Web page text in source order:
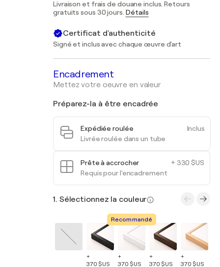
Livraison et frais de douane inclus. Retours
gratuits sous 30 jours. Détails
Certificat d'authenticité
Signé et inclus avec chaque œuvre d'art
Encadrement
Mettez votre oeuvre en valeur
Préparez-la à être encadrée
Inclus
Expédiée roulée
Livrée roulée dans un tube
+ 330 $US
Prête à accrocher
Requis pour l'encadrement
1. Sélectionnez la couleur
+
370 $US
Recommandé
+
370 $US
+
370 $US
+
370 $US